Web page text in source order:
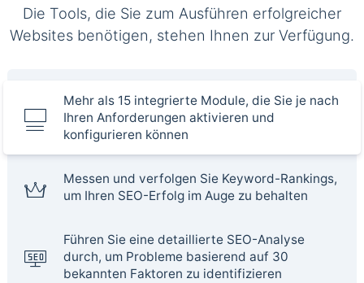
Die Tools, die Sie zum Ausführen erfolgreicher
Websites benötigen, stehen Ihnen zur Verfügung.
Mehr als 15 integrierte Module, die Sie je nach
Ihren Anforderungen aktivieren und
konfigurieren können
Messen und verfolgen Sie Keyword-Rankings,
um Ihren SEO-Erfolg im Auge zu behalten
Führen Sie eine detaillierte SEO-Analyse
durch, um Probleme basierend auf 30
bekannten Faktoren zu identifizieren